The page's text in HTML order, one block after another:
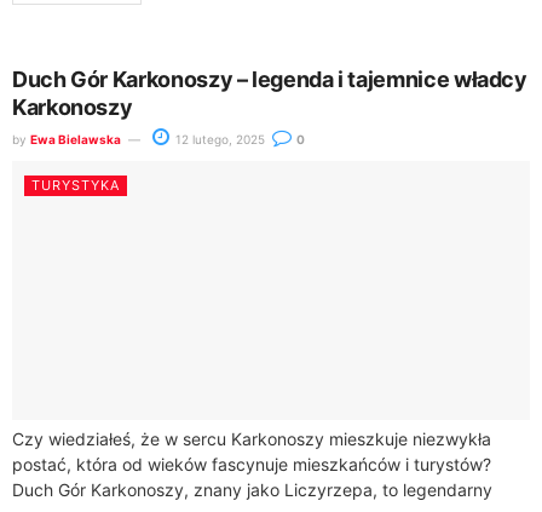
Duch Gór Karkonoszy – legenda i tajemnice władcy
Karkonoszy
by Ewa Bielawska 12 lutego, 2025 0
TURYSTYKA
Czy wiedziałeś, że w sercu Karkonoszy mieszkuje niezwykła
postać, która od wieków fascynuje mieszkańców i turystów?
Duch Gór Karkonoszy, znany jako Liczyrzepa, to legendarny